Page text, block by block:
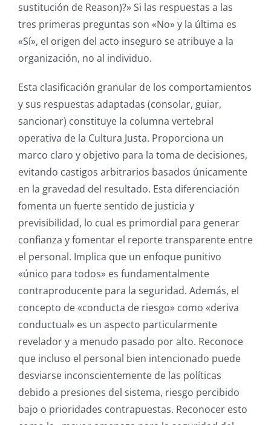
sustitución de Reason)?» Si las respuestas a las
tres primeras preguntas son «No» y la última es
«Sí», el origen del acto inseguro se atribuye a la
organización, no al individuo.
Esta clasificación granular de los comportamientos
y sus respuestas adaptadas (consolar, guiar,
sancionar) constituye la columna vertebral
operativa de la Cultura Justa. Proporciona un
marco claro y objetivo para la toma de decisiones,
evitando castigos arbitrarios basados únicamente
en la gravedad del resultado. Esta diferenciación
fomenta un fuerte sentido de justicia y
previsibilidad, lo cual es primordial para generar
confianza y fomentar el reporte transparente entre
el personal. Implica que un enfoque punitivo
«único para todos» es fundamentalmente
contraproducente para la seguridad. Además, el
concepto de «conducta de riesgo» como «deriva
conductual» es un aspecto particularmente
revelador y a menudo pasado por alto. Reconoce
que incluso el personal bien intencionado puede
desviarse inconscientemente de las políticas
debido a presiones del sistema, riesgo percibido
bajo o prioridades contrapuestas. Reconocer esto